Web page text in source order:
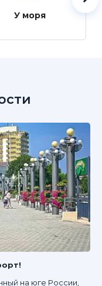
У моря
на юге России,